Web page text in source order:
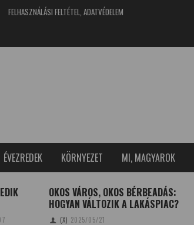
FELHASZNÁLÁSI FELTÉTEL, ADATVÉDELEM
ÉVEZREDEK KÖRNYEZET MI, MAGYAROK
OKOS VÁROS, OKOS BÉRBEADÁS:
HOGYAN VÁLTOZIK A LAKÁSPIAC?
(X) 2025/05/21